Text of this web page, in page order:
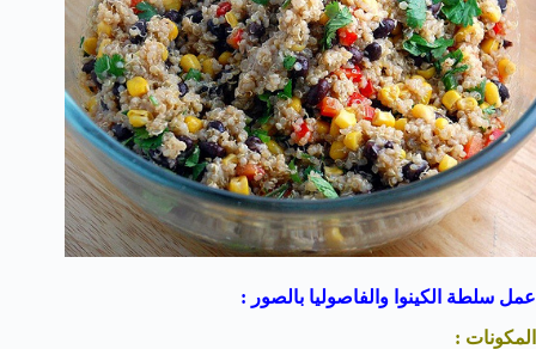
عمل سلطة الكينوا والفاصوليا بالصور :
المكونات :